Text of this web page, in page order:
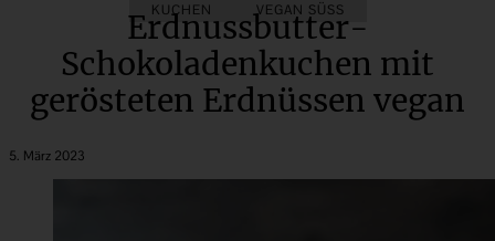
KUCHEN VEGAN SÜSS
Erdnussbutter-
Schokoladenkuchen mit
gerösteten Erdnüssen vegan
5. März 2023